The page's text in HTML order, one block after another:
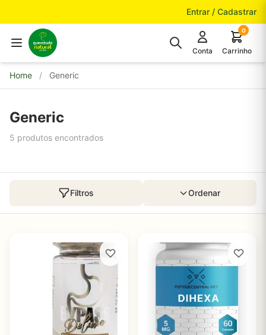
Entrar / Cadastrar
Conta
0
Carrinho
Home / Generic
Generic
5 produtos encontrados
Filtros Ordenar